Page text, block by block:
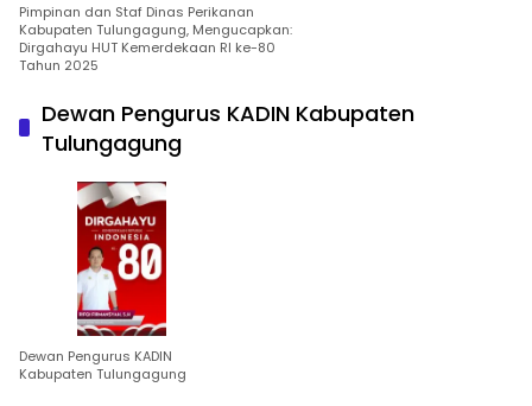
Pimpinan dan Staf Dinas Perikanan
Kabupaten Tulungagung, Mengucapkan:
Dirgahayu HUT Kemerdekaan RI ke-80
Tahun 2025
Dewan Pengurus KADIN Kabupaten
Tulungagung
Dewan Pengurus KADIN
Kabupaten Tulungagung